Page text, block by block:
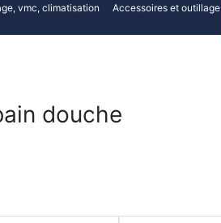
vmc, climatisation Accessoires et outillage
douche